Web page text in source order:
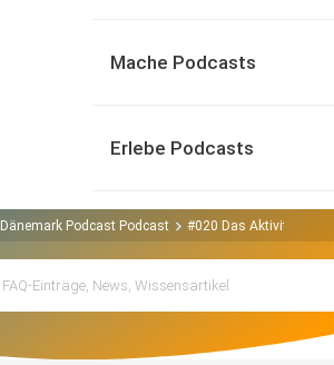
Mache Podcasts
Erlebe Podcasts
Dänemark Podcast Podcast #020 Das